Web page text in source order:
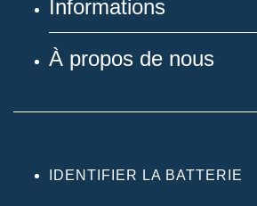
Informations
À propos de nous
IDENTIFIER LA BATTERIE